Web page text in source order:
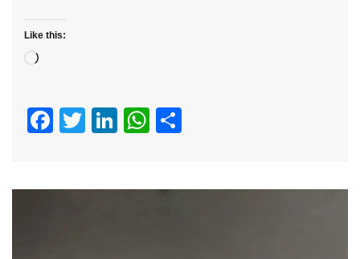
Like this:
Loading…
Facebook
TwitterLinkedIn
WhatsApp